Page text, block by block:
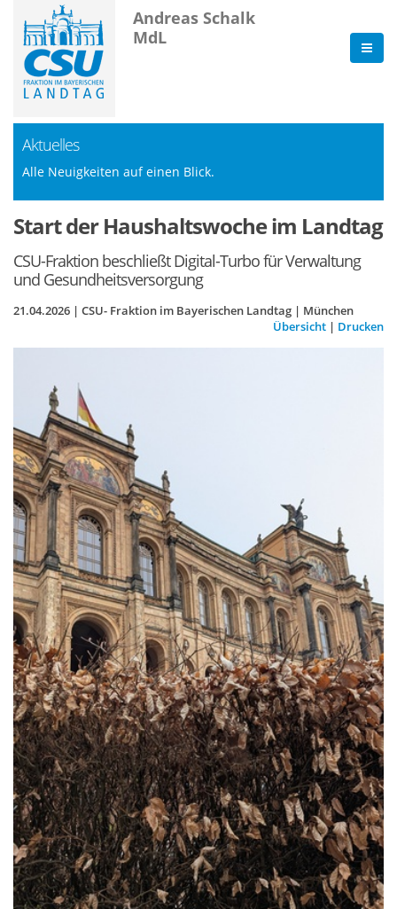
Andreas Schalk
MdL
Aktuelles
Alle Neuigkeiten auf einen Blick.
Start der Haushaltswoche im Landtag
CSU-Fraktion beschließt Digital-Turbo für Verwaltung
und Gesundheitsversorgung
21.04.2026 | CSU- Fraktion im Bayerischen Landtag | München
Übersicht | Drucken